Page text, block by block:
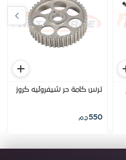
ترس كامة حر شيفروليه كروز
550ج.م